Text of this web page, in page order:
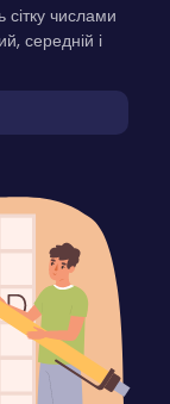
числами
середній і